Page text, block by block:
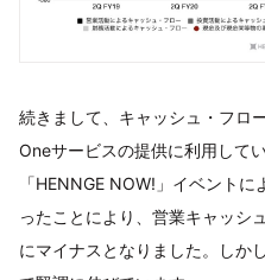
続きまして、キャッシュ・フロ
Oneサービスの提供に利用して
「HENNGE NOW!」イベント
ったことにより、営業キャッシ
にマイナスとなりました。しか